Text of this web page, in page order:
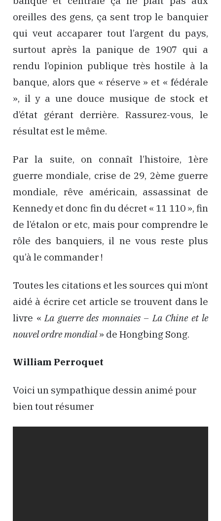
oreilles des gens, ça sent trop le banquier
qui veut accaparer tout l’argent du pays,
surtout après la panique de 1907 qui a
rendu l’opinion publique très hostile à la
banque, alors que « réserve » et « fédérale
», il y a une douce musique de stock et
d’état gérant derrière. Rassurez-vous, le
résultat est le même.
Par la suite, on connaît l’histoire, 1ère
guerre mondiale, crise de 29, 2ème guerre
mondiale, rêve américain, assassinat de
Kennedy et donc fin du décret « 11 110 », fin
de l’étalon or etc, mais pour comprendre le
rôle des banquiers, il ne vous reste plus
qu’à le commander !
Toutes les citations et les sources qui m’ont
aidé à écrire cet article se trouvent dans le
livre « La guerre des monnaies – La Chine et le
nouvel ordre mondial» de Hongbing Song.
William Perroquet
Voici un sympathique dessin animé pour
bien tout résumer